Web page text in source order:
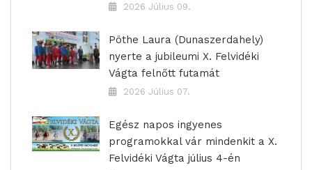
2026 Július 09.
Pöthe Laura (Dunaszerdahely)
nyerte a jubileumi X. Felvidéki
Vágta felnőtt futamát
2026 Július 07.
Egész napos ingyenes
programokkal vár mindenkit a X.
Felvidéki Vágta július 4-én